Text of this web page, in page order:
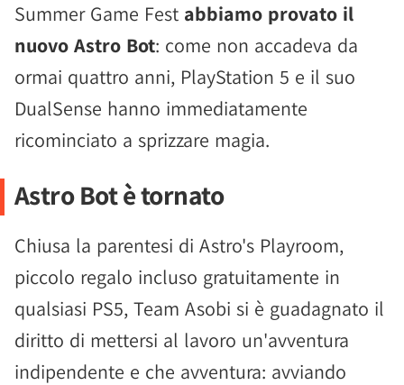
Summer Game Fest abbiamo provato il
nuovo Astro Bot: come non accadeva da
ormai quattro anni, PlayStation 5 e il suo
DualSense hanno immediatamente
ricominciato a sprizzare magia.
Astro Bot è tornato
Chiusa la parentesi di Astro's Playroom,
piccolo regalo incluso gratuitamente in
qualsiasi PS5, Team Asobi si è guadagnato il
diritto di mettersi al lavoro un'avventura
indipendente e che avventura: avviando